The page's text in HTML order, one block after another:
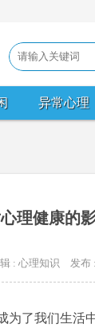
异常心理
理健康的
: 心理知识 发布
了我们生活